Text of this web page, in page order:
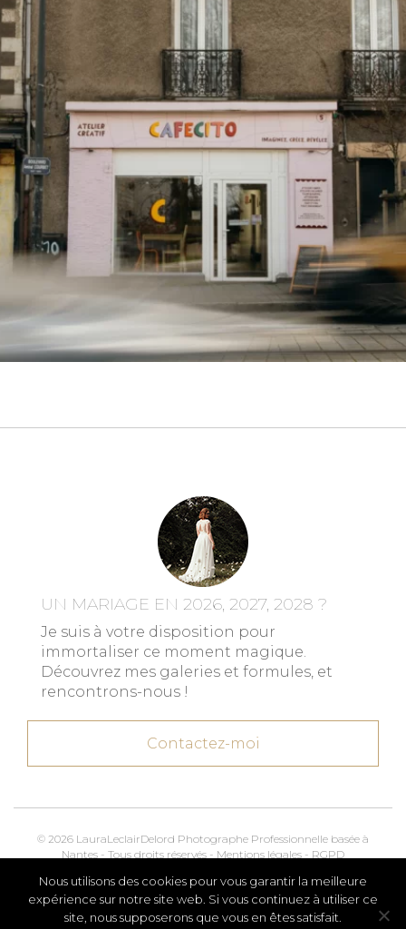
UN MARIAGE EN 2026, 2027, 2028 ?
Je suis à votre disposition pour
immortaliser ce moment magique.
Découvrez mes galeries et formules, et
rencontrons-nous !
Contactez-moi
© 2026 LauraLeclairDelord Photographe Professionnelle basée à
Nantes - Tous droits réservés - Mentions légales - RGPD
Kroox.ioMarketing, Creative & Digital
Nous utilisons des cookies pour vous garantir la meilleure
expérience sur notre site web. Si vous continuez à utiliser ce
site, nous supposerons que vous en êtes satisfait.